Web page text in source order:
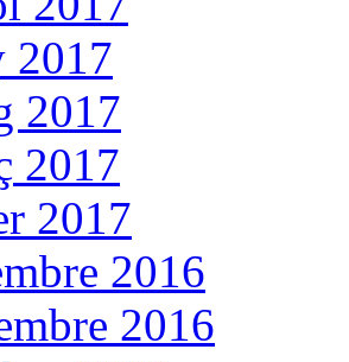
2017
2017
2017
2017
2016
2016